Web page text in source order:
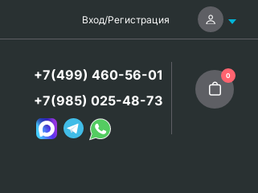
Вход/Регистрация
+7(499) 460-56-01
+7(985) 025-48-73
0